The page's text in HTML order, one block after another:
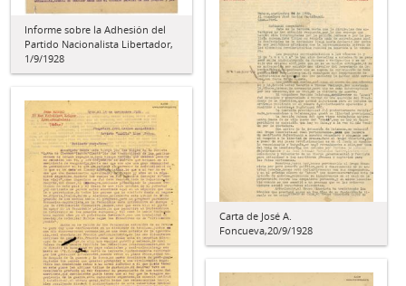
Informe sobre la Adhesión del
Partido Nacionalista Libertador,
1/9/1928
Carta de José A.
Foncueva,20/9/1928